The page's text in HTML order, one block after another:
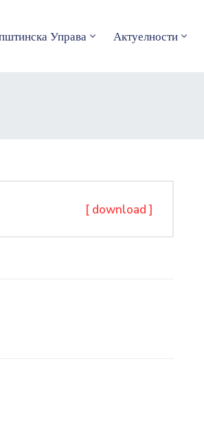
Управа Актуелности
[ download ]